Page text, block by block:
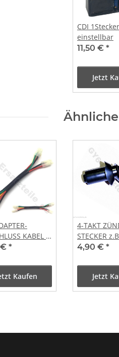
CDI
einstellbar
11,50 € *
Jetzt
KABEL /
*
Kaufen
4-TAKT
STECKER
BAOTIAN
ZNEN
4,90 € *
Jetzt